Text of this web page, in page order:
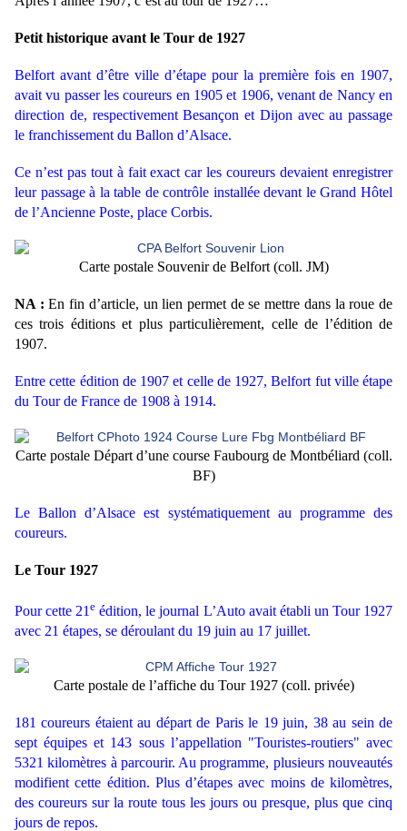
Petit historique avant le Tour de 1927
Belfort avant d’être ville d’étape pour la première fois en 1907,
avait vu passer les coureurs en 1905 et 1906, venant de Nancy en
direction de, respectivement Besançon et Dijon avec au passage
le franchissement du Ballon d’Alsace.
Ce n’est pas tout à fait exact car les coureurs devaient enregistrer
leur passage à la table de contrôle installée devant le Grand Hôtel
de l’Ancienne Poste, place Corbis.
Carte postale Souvenir de Belfort (coll. JM)
NA : En fin d’article, un lien permet de se mettre dans la roue de
ces trois éditions et plus particulièrement, celle de l’édition de
1907.
Entre cette édition de 1907 et celle de 1927, Belfort fut ville étape
du Tour de France de 1908 à 1914.
Carte postale Départ d’une course Faubourg de Montbéliard (coll.
BF)
Le Ballon d’Alsace est systématiquement au programme des
coureurs.
Le Tour 1927
Pour cette 21e édition, le journal L’Auto avait établi un Tour 1927
avec 21 étapes, se déroulant du 19 juin au 17 juillet.
Carte postale de l’affiche du Tour 1927 (coll. privée)
181 coureurs étaient au départ de Paris le 19 juin, 38 au sein de
sept équipes et 143 sous l’appellation "Touristes-routiers" avec
5321 kilomètres à parcourir. Au programme, plusieurs nouveautés
modifient cette édition. Plus d’étapes avec moins de kilomètres,
des coureurs sur la route tous les jours ou presque, plus que cinq
jours de repos.